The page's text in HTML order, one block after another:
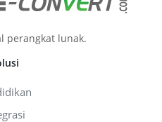
perangkat lunak.